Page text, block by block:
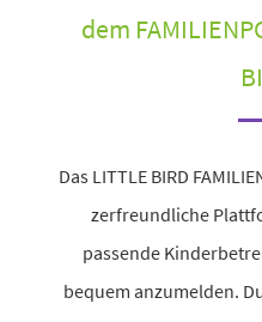
dem
Das LITTLE BIRD
zer­freund­liche
passende
bequem anzu­melden.